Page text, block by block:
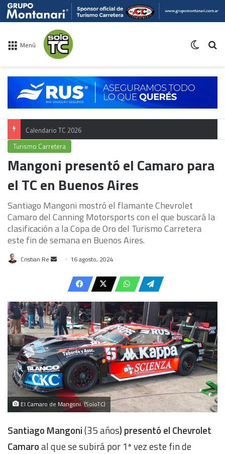
Menú
Calendario TC 2026
Turismo Carretera
Mangoni presentó el Camaro para
el TC en Buenos Aires
Santiago Mangoni mostró el flamante Chevrolet
Camaro del Canning Motorsports con el que buscará la
clasificación a la Copa de Oro del Turismo Carretera
este fin de semana en Buenos Aires.
Cristian Re
Send
email
16 agosto, 2024
El Camaro de Mangoni. (SoloTC)
Santiago Mangoni(35 años) presentó el Chevrolet
Camaroal que se subirá por 1ª vez este fin de